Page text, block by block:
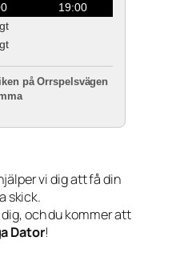
19:00
på Orrspelsvägen
vi dig att få din
skick.
och du kommer att
Dator!